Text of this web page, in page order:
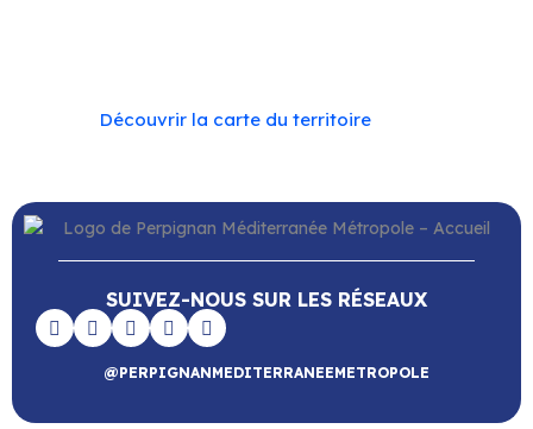
Découvrir la carte du territoire
SUIVEZ-NOUS SUR LES RÉSEAUX
@PERPIGNANMEDITERRANEEMETROPOLE